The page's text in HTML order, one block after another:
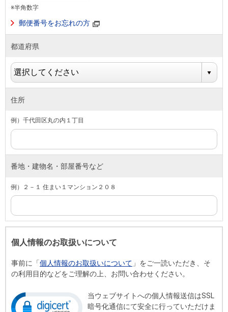
※半角数字
郵便番号をお忘れの方
都道府県
住所
例）千代田区丸の内１丁目
番地・建物名・部屋番号など
例）２－１ 住まい１マンション２０８
個人情報のお取扱いについて
事前に「個人情報のお取扱いについて 」をご一読いただき、そ
の利用目的などをご理解の上、お問い合わせください。
当ウェブサイトへの個人情報送信はSSL
暗号化通信にて安全に行っていただけま